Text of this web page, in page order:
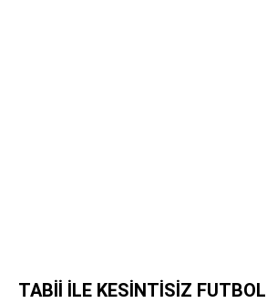
TABİİ İLE KESİNTİSİZ FUTBOL